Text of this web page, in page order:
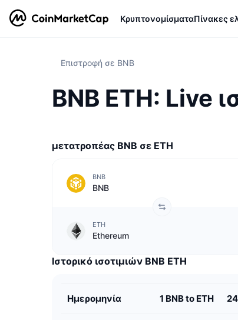
ΚρυπτονομίσματαΠίνακες
Επιστροφή σε BNB
BNB ETH: Live
μετατροπέας BNB σε ETH
BNB
BNB
ETH
Ethereum
Ιστορικό ισοτιμιών BNB ETH
Ημερομηνία 1 BNB to ETH